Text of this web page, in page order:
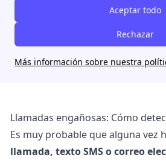
Aceptar todo
Rechazar
Más información sobre nuestra
Pablo Alemán
Llamadas engañosas: Cómo
Es muy probable que alguna vez
llamada, texto SMS o correo